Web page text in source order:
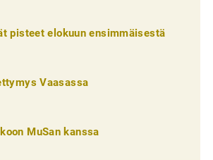
pisteet elokuun ensimmäisestä
Vaasassa
MuSan kanssa